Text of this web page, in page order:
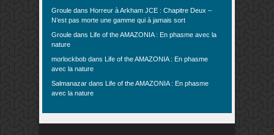
Groule dans Horreur à Arkham JCE : Chapitre Deux –
N’est pas morte une gamme qui à jamais sort
Groule dans Life of the AMAZONIA : En phasme avec la
nature
morlockbob dans Life of the AMAZONIA : En phasme
avec la nature
Salmanazar dans Life of the AMAZONIA : En phasme
avec la nature